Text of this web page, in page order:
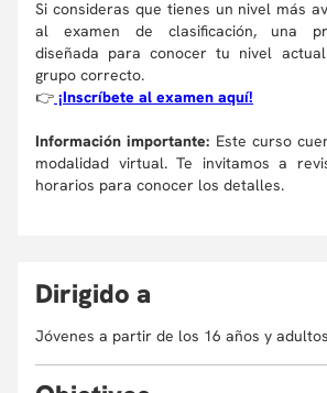
Si consideras que tienes un nivel más
al examen de clasificación, una
diseñada para conocer tu nivel
grupo correcto.
👉 ¡Inscríbete al examen aquí!
Información importante: Este curso
modalidad virtual. Te invitamos a
horarios para conocer los detalles.
Dirigido a
Jóvenes a partir de los 16 años y